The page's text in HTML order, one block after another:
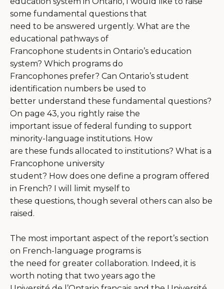
some fundamental questions that
need to be answered urgently. What are the
educational pathways of
Francophone students in Ontario’s education
system? Which programs do
Francophones prefer? Can Ontario’s student
identification numbers be used to
better understand these fundamental questions?
On page 43, you rightly raise the
important issue of federal funding to support
minority-language institutions. How
are these funds allocated to institutions? What is a
Francophone university
student? How does one define a program offered
in French? I will limit myself to
these questions, though several others can also be
raised.
The most important aspect of the report’s section
on French-language programs is
the need for greater collaboration. Indeed, it is
worth noting that two years ago the